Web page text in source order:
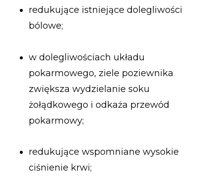
redukujące istniejące dolegliwości
bólowe;
w dolegliwościach układu
pokarmowego, ziele poziewnika
zwiększa wydzielanie soku
żołądkowego i odkaża przewód
pokarmowy;
redukujące wspomniane wysokie
ciśnienie krwi;